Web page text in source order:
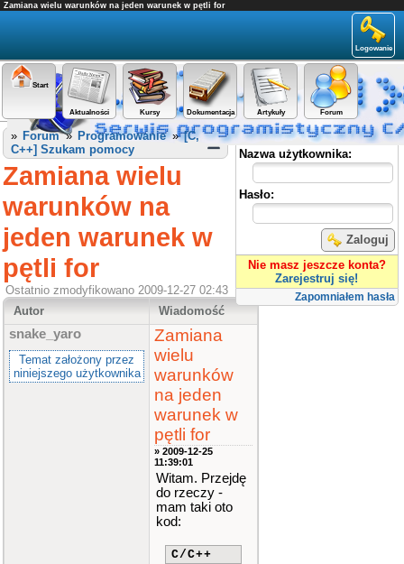
Zamiana wielu warunków na jeden warunek w pętli for
Logowanie
Start
Aktualności Kursy Dokumentacja Artykuły Forum
Panel użytkownika
Nazwa użytkownika:
Hasło:
Zaloguj
Nie masz jeszcze konta?
Zarejestruj się!
Zapomniałem hasła
» Forum» Programowanie»[C,
C++] Szukam pomocy
Zamiana wielu
warunków na
jeden warunek w
pętli for
Ostatnio zmodyfikowano 2009-12-27 02:43
Autor
Wiadomość
snake_yaro
Temat założony przez
niniejszego użytkownika
Zamiana
wielu
warunków
na jeden
warunek w
pętli for
» 2009-12-25
11:39:01
Witam. Przejdę
do rzeczy -
mam taki oto
kod:
C/C++